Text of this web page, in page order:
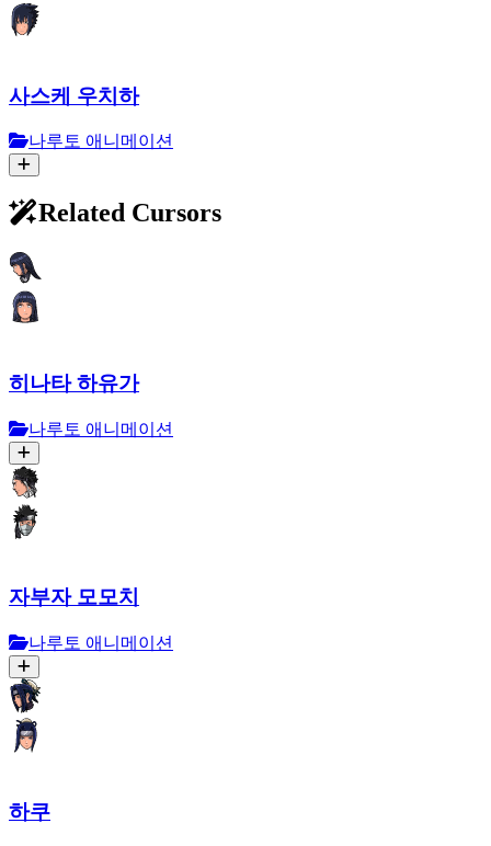
사스케 우치하
나루토 애니메이션
Related Cursors
히나타 하유가
나루토 애니메이션
자부자 모모치
나루토 애니메이션
하쿠